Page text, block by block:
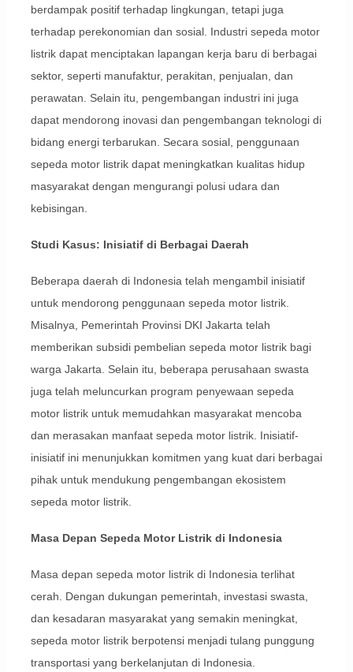
berdampak positif terhadap lingkungan, tetapi juga
terhadap perekonomian dan sosial. Industri sepeda motor
listrik dapat menciptakan lapangan kerja baru di berbagai
sektor, seperti manufaktur, perakitan, penjualan, dan
perawatan. Selain itu, pengembangan industri ini juga
dapat mendorong inovasi dan pengembangan teknologi di
bidang energi terbarukan. Secara sosial, penggunaan
sepeda motor listrik dapat meningkatkan kualitas hidup
masyarakat dengan mengurangi polusi udara dan
kebisingan.
Studi Kasus: Inisiatif di Berbagai Daerah
Beberapa daerah di Indonesia telah mengambil inisiatif
untuk mendorong penggunaan sepeda motor listrik.
Misalnya, Pemerintah Provinsi DKI Jakarta telah
memberikan subsidi pembelian sepeda motor listrik bagi
warga Jakarta. Selain itu, beberapa perusahaan swasta
juga telah meluncurkan program penyewaan sepeda
motor listrik untuk memudahkan masyarakat mencoba
dan merasakan manfaat sepeda motor listrik. Inisiatif-
inisiatif ini menunjukkan komitmen yang kuat dari berbagai
pihak untuk mendukung pengembangan ekosistem
sepeda motor listrik.
Masa Depan Sepeda Motor Listrik di Indonesia
Masa depan sepeda motor listrik di Indonesia terlihat
cerah. Dengan dukungan pemerintah, investasi swasta,
dan kesadaran masyarakat yang semakin meningkat,
sepeda motor listrik berpotensi menjadi tulang punggung
transportasi yang berkelanjutan di Indonesia.